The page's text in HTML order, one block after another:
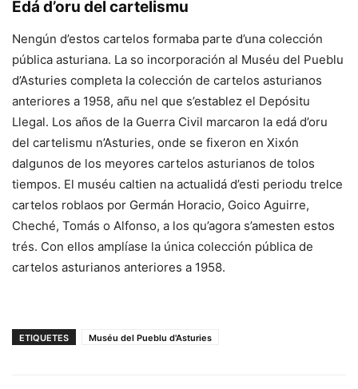
Edá d’oru del cartelismu
Nengún d’estos cartelos formaba parte d’una colección
pública asturiana. La so incorporación al Muséu del Pueblu
d’Asturies completa la colección de cartelos asturianos
anteriores a 1958, añu nel que s’establez el Depósitu
Llegal. Los años de la Guerra Civil marcaron la edá d’oru
del cartelismu n’Asturies, onde se fixeron en Xixón
dalgunos de los meyores cartelos asturianos de tolos
tiempos. El muséu caltien na actualidá d’esti periodu trelce
cartelos roblaos por Germán Horacio, Goico Aguirre,
Cheché, Tomás o Alfonso, a los qu’agora s’amesten estos
trés. Con ellos amplíase la única colección pública de
cartelos asturianos anteriores a 1958.
ETIQUETES Muséu del Pueblu d'Asturies